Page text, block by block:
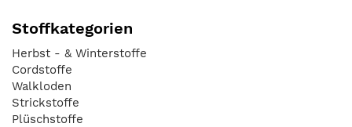
Stoffkategorien
Herbst - & Winterstoffe
Cordstoffe
Walkloden
Strickstoffe
Plüschstoffe